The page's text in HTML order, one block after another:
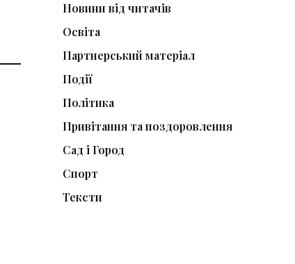
Новини від читачів
Освіта
Партнерський матеріал
Події
Політика
Привітання та поздоровлення
Сад і Город
Спорт
Тексти